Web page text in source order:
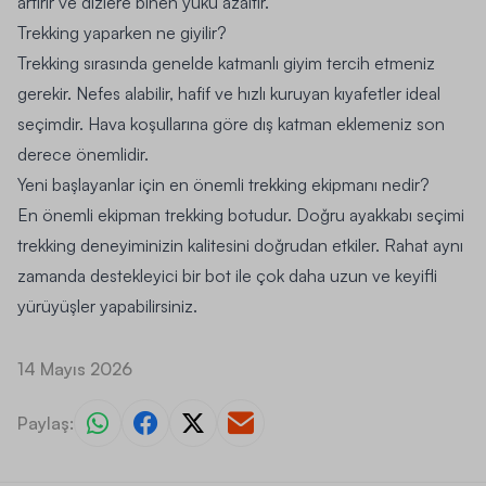
Trekking yaparken ne giyilir?
Trekking sırasında genelde katmanlı giyim tercih etmeniz
gerekir. Nefes alabilir, hafif ve hızlı kuruyan kıyafetler ideal
seçimdir. Hava koşullarına göre dış katman eklemeniz son
derece önemlidir.
Yeni başlayanlar için en önemli trekking ekipmanı nedir?
En önemli ekipman trekking botudur. Doğru ayakkabı seçimi
trekking deneyiminizin kalitesini doğrudan etkiler. Rahat aynı
zamanda destekleyici bir bot ile çok daha uzun ve keyifli
yürüyüşler yapabilirsiniz.
14 Mayıs 2026
Paylaş: